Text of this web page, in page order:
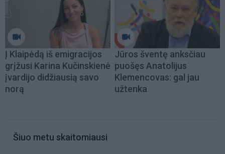
Į Klaipėdą iš emigracijos
grįžusi Karina Kučinskienė
įvardijo didžiausią savo
norą
Jūros šventę anksčiau
puošęs Anatolijus
Klemencovas: gal jau
užtenka
Šiuo metu skaitomiausi